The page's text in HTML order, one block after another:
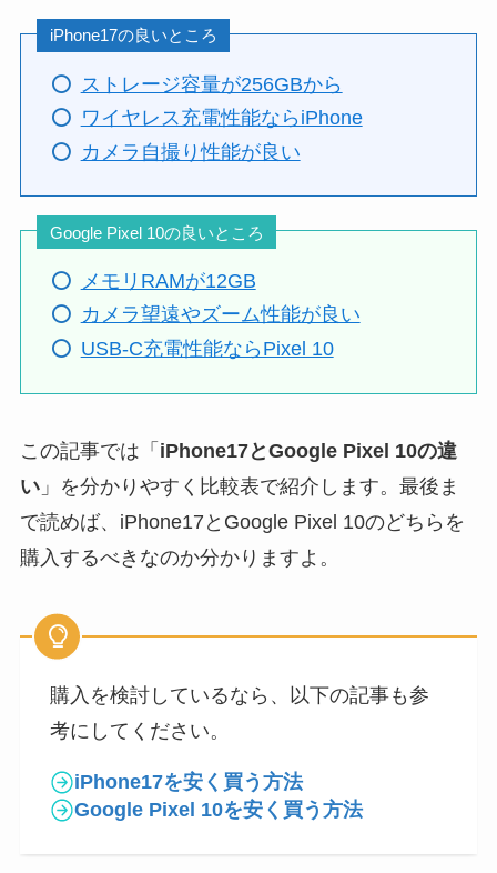
iPhone17の良いところ
ストレージ容量が256GBから
ワイヤレス充電性能ならiPhone
カメラ自撮り性能が良い
Google Pixel 10の良いところ
メモリRAMが12GB
カメラ望遠やズーム性能が良い
USB-C充電性能ならPixel 10
この記事では「 iPhone17とGoogle Pixel 10の違
い」を分かりやすく比較表で紹介します。最後ま
で読めば、iPhone17とGoogle Pixel 10のどちらを
購入するべきなのか分かりますよ。
購入を検討しているなら、以下の記事も参
考にしてください。
iPhone17を安く買う方法
Google Pixel 10を安く買う方法